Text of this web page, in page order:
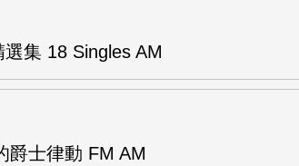
集 18 Singles AM
爵士律動 FM AM